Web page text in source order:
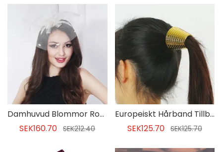
Damhuvud Blommor Romantisk Gåvahårtillbehör
SEK160.70
SEK212.40
Europeiskt Hårband Tillbehör För Hårband
SEK125.70 SEK125.70